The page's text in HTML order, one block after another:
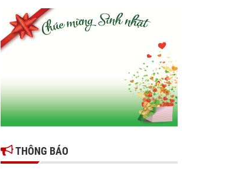
Huân chương Lao động hạng Nhì
Gợi mở giải pháp để thúc đẩy doanh nghiệp
tỉnh Hưng Yên phát triển
Ông Đỗ Văn Vẻ là Chủ tịch Hiệp hội Doanh
Hiệp hội doanh nghiệp tỉnh Hưng Yên: Cập
nhật chính sách thuế mới và phòng ngừa rủi
ro thuế cho doanh nghiệp
THÔNG BÁO